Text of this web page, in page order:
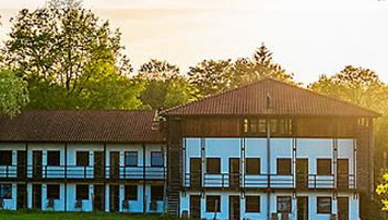
Freiheit,eine Wahl zu